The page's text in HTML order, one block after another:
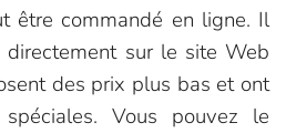
être commandé en ligne. Il
sur le site Web
des prix plus bas et ont
Vous pouvez le